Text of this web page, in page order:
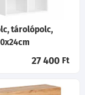
tárolópolc,
27 400 Ft